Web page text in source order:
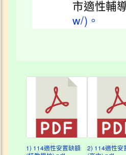
市適性輔
w/)。
1) 114適性安置缺額
2) 114適性安